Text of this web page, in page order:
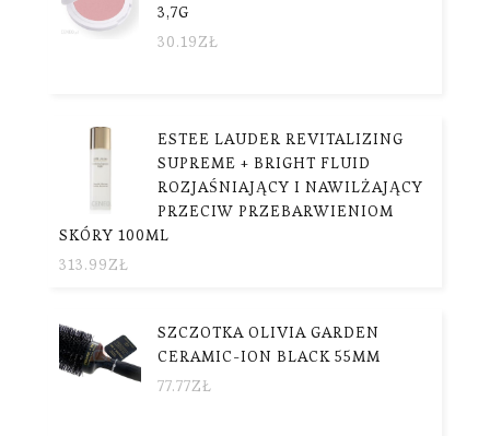
3,7G
30.19ZŁ
ESTEE LAUDER REVITALIZING
SUPREME + BRIGHT FLUID
ROZJAŚNIAJĄCY I NAWILŻAJĄCY
PRZECIW PRZEBARWIENIOM
SKÓRY 100ML
313.99ZŁ
SZCZOTKA OLIVIA GARDEN
CERAMIC-ION BLACK 55MM
77.77ZŁ